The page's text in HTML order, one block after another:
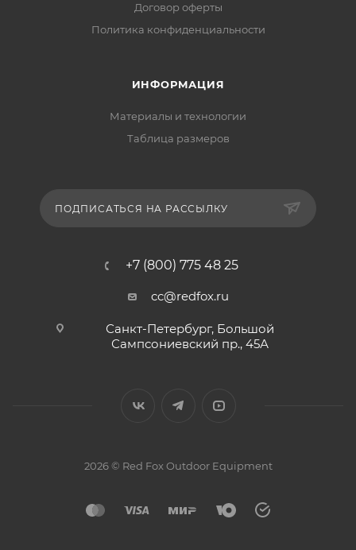
Договор оферты
Политика конфиденциальности
ИНФОРМАЦИЯ
Материалы и технологии
Таблица размеров
ПОДПИСАТЬСЯ НА РАССЫЛКУ
+7 (800) 775 48 25
cc@redfox.ru
Санкт-Петербург, Большой
Сампсониевский пр., 45А
2026 © Red Fox Outdoor Equipment